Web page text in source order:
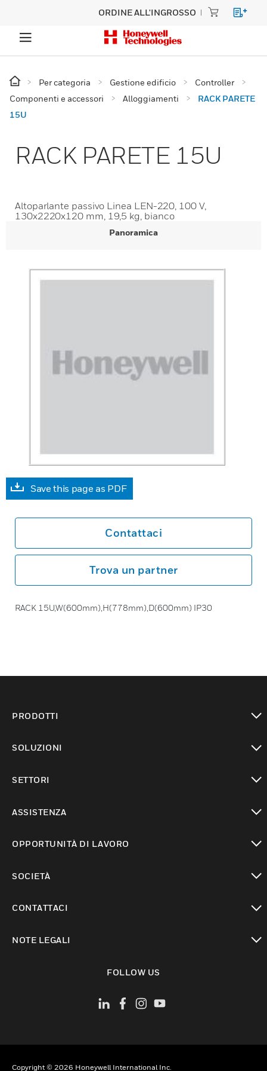
ORDINE ALL'INGROSSO
Per categoria Gestione edificio
Controller
Componenti e accessori
Alloggiamenti
RACK PARETE
15U
RACK PARETE 15U
Altoparlante passivo Linea LEN-220, 100 V,
130x2220x120 mm, 19,5 kg, bianco
Panoramica
Save this page as PDF
Contattaci
Trova un partner
RACK 15U,W(600mm),H(778mm),D(600mm) IP30
PRODOTTI
SOLUZIONI
SETTORI
ASSISTENZA
OPPORTUNITÀ DI LAVORO
SOCIETÀ
CONTATTACI
NOTE LEGALI
FOLLOW US
Copyright © 2026 Honeywell International Inc.